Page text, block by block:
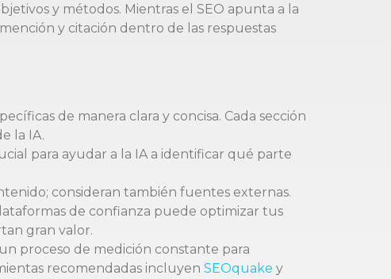
y métodos. Mientras el SEO apunta a la
y citación dentro de las respuestas
de manera clara y concisa. Cada sección
la IA.
para ayudar a la IA a identificar qué parte
consideran también fuentes externas.
de confianza puede optimizar tus
gran valor.
proceso de medición constante para
recomendadas incluyen SEOquake y